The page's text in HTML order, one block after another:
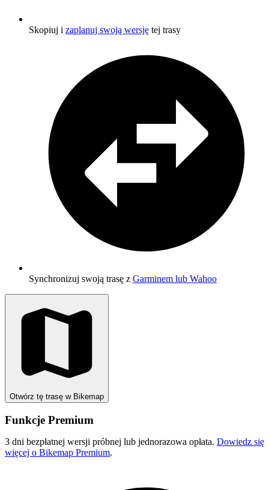
Skopiuj i zaplanuj swoją wersję tej trasy
Synchronizuj swoją trasę z Garminem lub Wahoo
Otwórz tę trasę w Bikemap
Funkcje Premium
3 dni bezpłatnej wersji próbnej lub jednorazowa opłata. Dowiedz się
więcej o Bikemap Premium.